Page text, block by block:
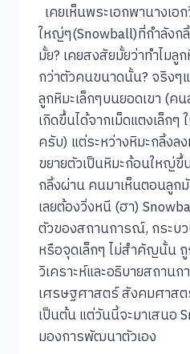
เคยเห็นพระเอกพานางเ
ใหญ่ๆ(Snowball)ที่กำลังก
มั้ย? เคยสงสัยมั้ยว่าทำไมลู
กว่าตัวคนขนาดนั้น? จริงๆ
ลูกหิมะเล็กๆบนยอดเขา (ค
เกิดขึ้นได้จากเม็ดแตงเล็กๆ
ครับ) แต่ระหว่างหิมะกลิ้งล
ขยายตัวเป็นหิมะก้อนใหญ่
กลิ้งผ่าน คนมาเห็นตอนลูก
เลยต้องวิ่งหนี (ฮา)
ตัวของสถานการณ์, กระบว
หรือจุดเล็กๆ ไม่สำคัญนั้น ถู
วิเคราะห์และอธิบายสถาน
เศรษฐศาสตร์ สังคมศาสต
เป็นต้น แต่วันนี้จะมาเสนอ
มองการพัฒนาตัวเอง